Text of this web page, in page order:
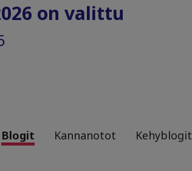
on valittu
Blogit Kannanotot Kehyblogit